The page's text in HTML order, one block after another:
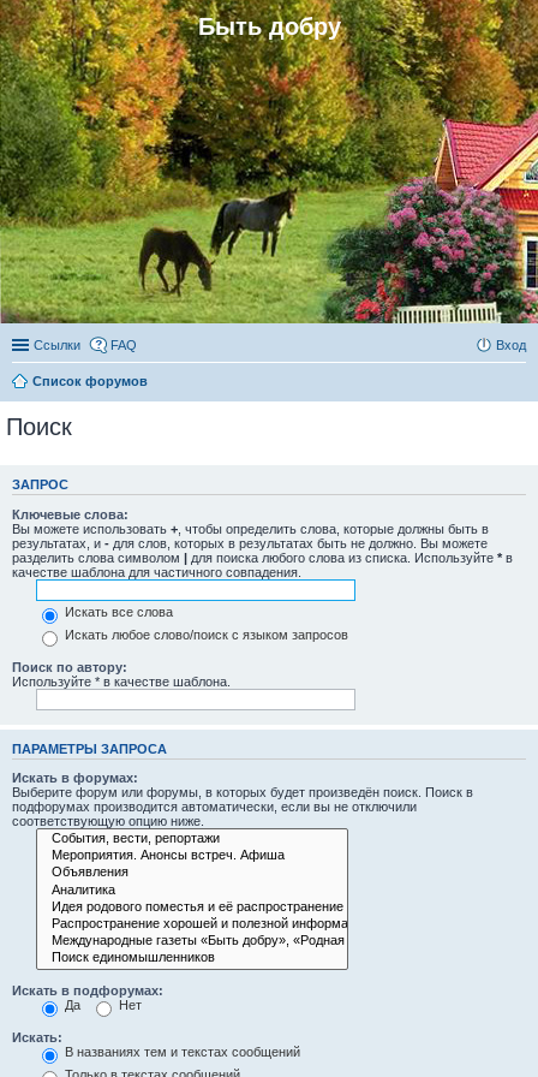
Быть добру
Ссылки FAQ Вход
Список форумов
Поиск
ЗАПРОС
Ключевые слова:
Вы можете использовать + , чтобы определить слова, которые должны быть в
результатах, и - для слов, которых в результатах быть не должно. Вы можете
разделить слова символом | для поиска любого слова из списка. Используйте * в
качестве шаблона для частичного совпадения.
Искать все слова
Искать любое слово/поиск с языком запросов
Поиск по автору:
Используйте * в качестве шаблона.
ПАРАМЕТРЫ ЗАПРОСА
Искать в форумах:
Выберите форум или форумы, в которых будет произведён поиск. Поиск в
подфорумах производится автоматически, если вы не отключили
соответствующую опцию ниже.
Искать в подфорумах:
Да
Нет
Искать:
В названиях тем и текстах сообщений